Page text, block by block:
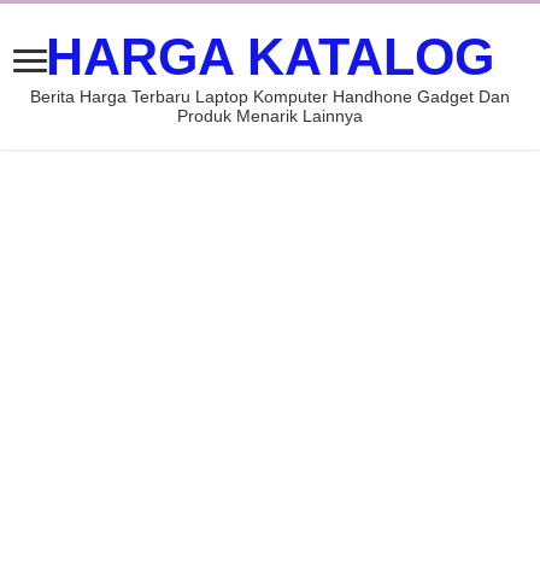
HARGA KATALOG
Berita Harga Terbaru Laptop Komputer Handhone Gadget Dan
Produk Menarik Lainnya